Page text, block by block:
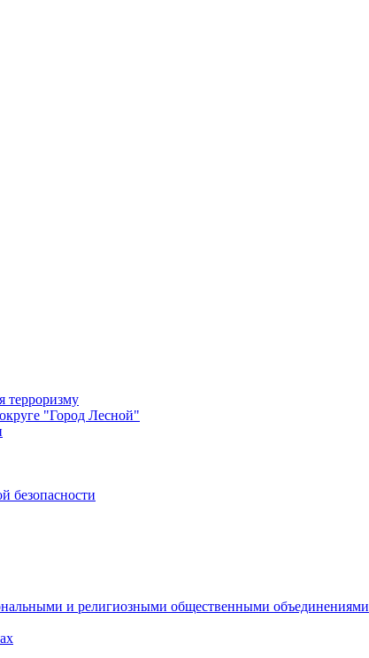
терроризму
"Город Лесной"
безопасности
и религиозными общественными объединениями